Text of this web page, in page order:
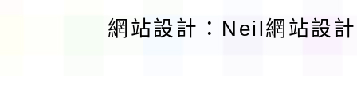
網站設計：Neil網站設